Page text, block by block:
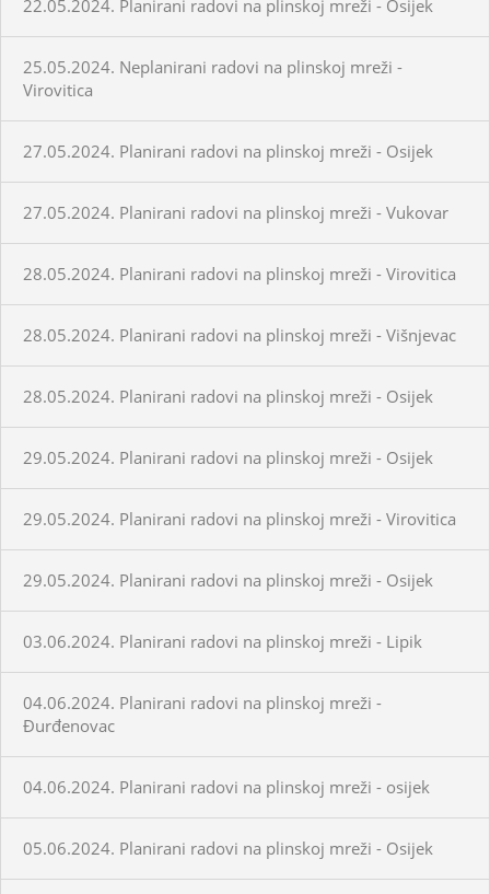
22.05.2024. Planirani radovi na plinskoj mreži - Osijek
25.05.2024. Neplanirani radovi na plinskoj mreži -
Virovitica
27.05.2024. Planirani radovi na plinskoj mreži - Osijek
27.05.2024. Planirani radovi na plinskoj mreži - Vukovar
28.05.2024. Planirani radovi na plinskoj mreži - Virovitica
28.05.2024. Planirani radovi na plinskoj mreži - Višnjevac
28.05.2024. Planirani radovi na plinskoj mreži - Osijek
29.05.2024. Planirani radovi na plinskoj mreži - Osijek
29.05.2024. Planirani radovi na plinskoj mreži - Virovitica
29.05.2024. Planirani radovi na plinskoj mreži - Osijek
03.06.2024. Planirani radovi na plinskoj mreži - Lipik
04.06.2024. Planirani radovi na plinskoj mreži -
Đurđenovac
04.06.2024. Planirani radovi na plinskoj mreži - osijek
05.06.2024. Planirani radovi na plinskoj mreži - Osijek